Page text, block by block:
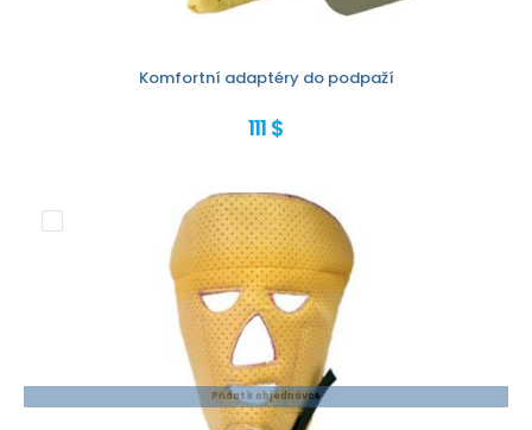
Komfortní adaptéry do podpaží
111 $
Přidat k objednávce